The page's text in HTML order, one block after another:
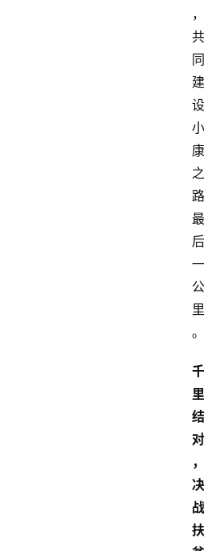
，
共
同
建
设
小
康
之
路
最
后
一
公
里
。
千
里
结
对
，
决
战
扶